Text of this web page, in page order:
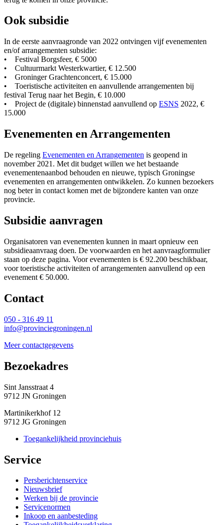
Ook subsidie
In de eerste aanvraagronde van 2022 ontvingen vijf evenementen
en/of arrangementen subsidie:
• Festival Borgsfeer, € 5000
• Cultuurmarkt Westerkwartier, € 12.500
• Groninger Grachtenconcert, € 15.000
• Toeristische activiteiten en aanvullende arrangementen bij
festival Terug naar het Begin, € 10.000
• Project de (digitale) binnenstad aanvullend op ESNS 2022, €
15.000
Evenementen en Arrangementen
De regeling Evenementen en Arrangementen is geopend in
november 2021. Met dit budget willen we het bestaande
evenementenaanbod behouden en nieuwe, typisch Groningse
evenementen en arrangementen ontwikkelen. Zo kunnen bezoekers
nog beter in contact komen met de bijzondere kanten van onze
provincie.
Subsidie aanvragen
Organisatoren van evenementen kunnen in maart opnieuw een
subsidieaanvraag doen. De voorwaarden en het aanvraagformulier
staan op deze pagina. Voor evenementen is € 92.200 beschikbaar,
voor toeristische activiteiten of arrangementen aanvullend op een
evenement € 50.000.
Contact
050 - 316 49 11
info@provinciegroningen.nl
Meer contactgegevens
Bezoekadres
Sint Jansstraat 4
9712 JN Groningen
Martinikerkhof 12
9712 JG Groningen
Toegankelijkheid provinciehuis
Service
Persberichtenservice
Nieuwsbrief
Werken bij de provincie
Servicenormen
Inkoop en aanbesteding